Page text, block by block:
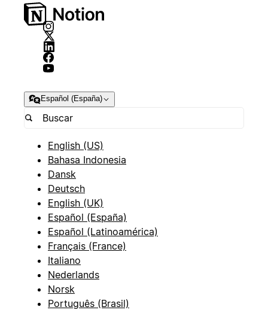
Español (España)
English (US)
Bahasa Indonesia
Dansk
Deutsch
English (UK)
Español (España)
Español (Latinoamérica)
Français (France)
Italiano
Nederlands
Norsk
Português (Brasil)